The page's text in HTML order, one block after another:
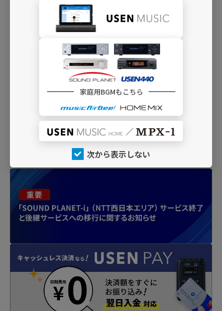
(注目曲)ダントツで愛して
ＯＣＨＡ ＮＯＲＭＡ
「USEN440」、「SOUND PLANET」のご契約内容によってご利
用いただけない場合があります。
今流れている曲の表示に関しては放送と若干の時間のズレがある
チャンネルによっては検索できない場合がございます。
家庭用BGMもこちら
次から表示しない